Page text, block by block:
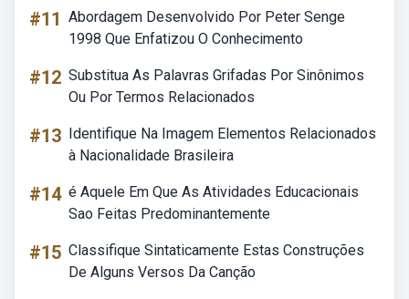
#11 Abordagem Desenvolvido Por Peter Senge
1998 Que Enfatizou O Conhecimento
#12 Substitua As Palavras Grifadas Por Sinônimos
Ou Por Termos Relacionados
#13 Identifique Na Imagem Elementos Relacionados
à Nacionalidade Brasileira
#14 é Aquele Em Que As Atividades Educacionais
Sao Feitas Predominantemente
#15 Classifique Sintaticamente Estas Construções
De Alguns Versos Da Canção